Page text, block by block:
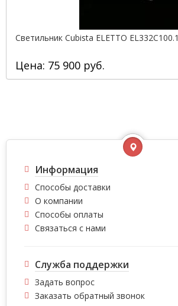
Светильник Cubista ELETTO EL332C100.1
Цена: 75 900 руб.
Информация
Способы доставки
О компании
Способы оплаты
Связаться с нами
Служба поддержки
Задать вопрос
Заказать обратный звонок